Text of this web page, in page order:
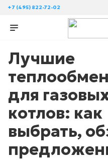
+7 (495) 822-72-02
Лучшие
для
котлов: как
выбрать,